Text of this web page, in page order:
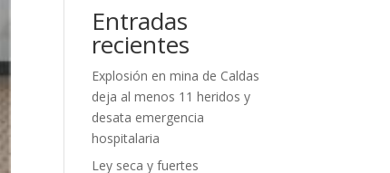
Entradas
recientes
Explosión en mina de Caldas
deja al menos 11 heridos y
desata emergencia
hospitalaria
Ley seca y fuertes